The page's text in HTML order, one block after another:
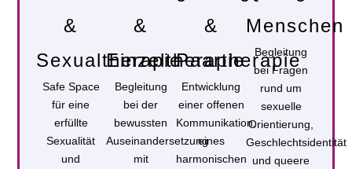
&
Sexualtherapie
Safe Space
für eine
erfüllte
Sexualität
und
&
Einzeltherapie
Begleitung
bei der
bewussten
Auseinandersetzung
mit
&
Paartherapie
Entwicklung
einer offenen
Kommunikation,
eines
harmonischen
Menschen
Begleitung
bei Fragen
rund um
sexuelle
Orientierung,
Geschlechtsidentität
und queere